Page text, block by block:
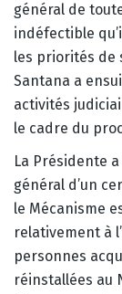
général de
indéfectible
les priorités de
Santana a
activités
le cadre du
La Présidente
général d’un
le Mécanisme
relativement à
personnes
réinstallées au